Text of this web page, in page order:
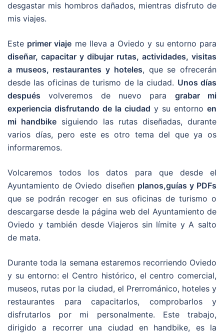
desgastar mis hombros dañados, mientras disfruto de
mis viajes.
Este primer viaje me lleva a Oviedo y su entorno para
diseñar, capacitar y dibujar rutas, actividades, visitas
a museos, restaurantes y hoteles, que se ofrecerán
desde las oficinas de turismo de la ciudad. Unos días
después volveremos de nuevo para grabar mi
experiencia disfrutando de la ciudad y su entorno en
mi handbike siguiendo las rutas diseñadas, durante
varios días, pero este es otro tema del que ya os
informaremos.
Volcaremos todos los datos para que desde el
Ayuntamiento de Oviedo diseñen planos,guías y PDFs
que se podrán recoger en sus oficinas de turismo o
descargarse desde la página web del Ayuntamiento de
Oviedo y también desde Viajeros sin límite y A salto
de mata.
Durante toda la semana estaremos recorriendo Oviedo
y su entorno: el Centro histórico, el centro comercial,
museos, rutas por la ciudad, el Prerrománico, hoteles y
restaurantes para capacitarlos, comprobarlos y
disfrutarlos por mi personalmente. Este trabajo,
dirigido a recorrer una ciudad en handbike, es la